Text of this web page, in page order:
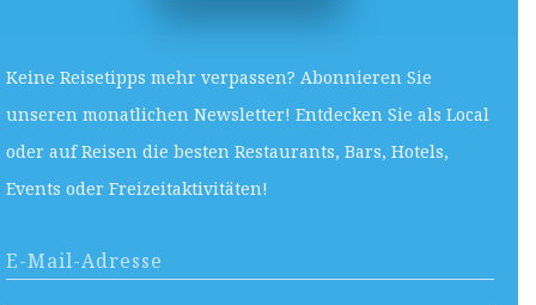
Keine Reisetipps mehr verpassen? Abonnieren Sie
unseren monatlichen Newsletter! Entdecken Sie als Local
oder auf Reisen die besten Restaurants, Bars, Hotels,
Events oder Freizeitaktivitäten!